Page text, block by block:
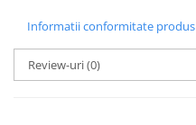
Informatii conformitate produs
Review-uri(0)